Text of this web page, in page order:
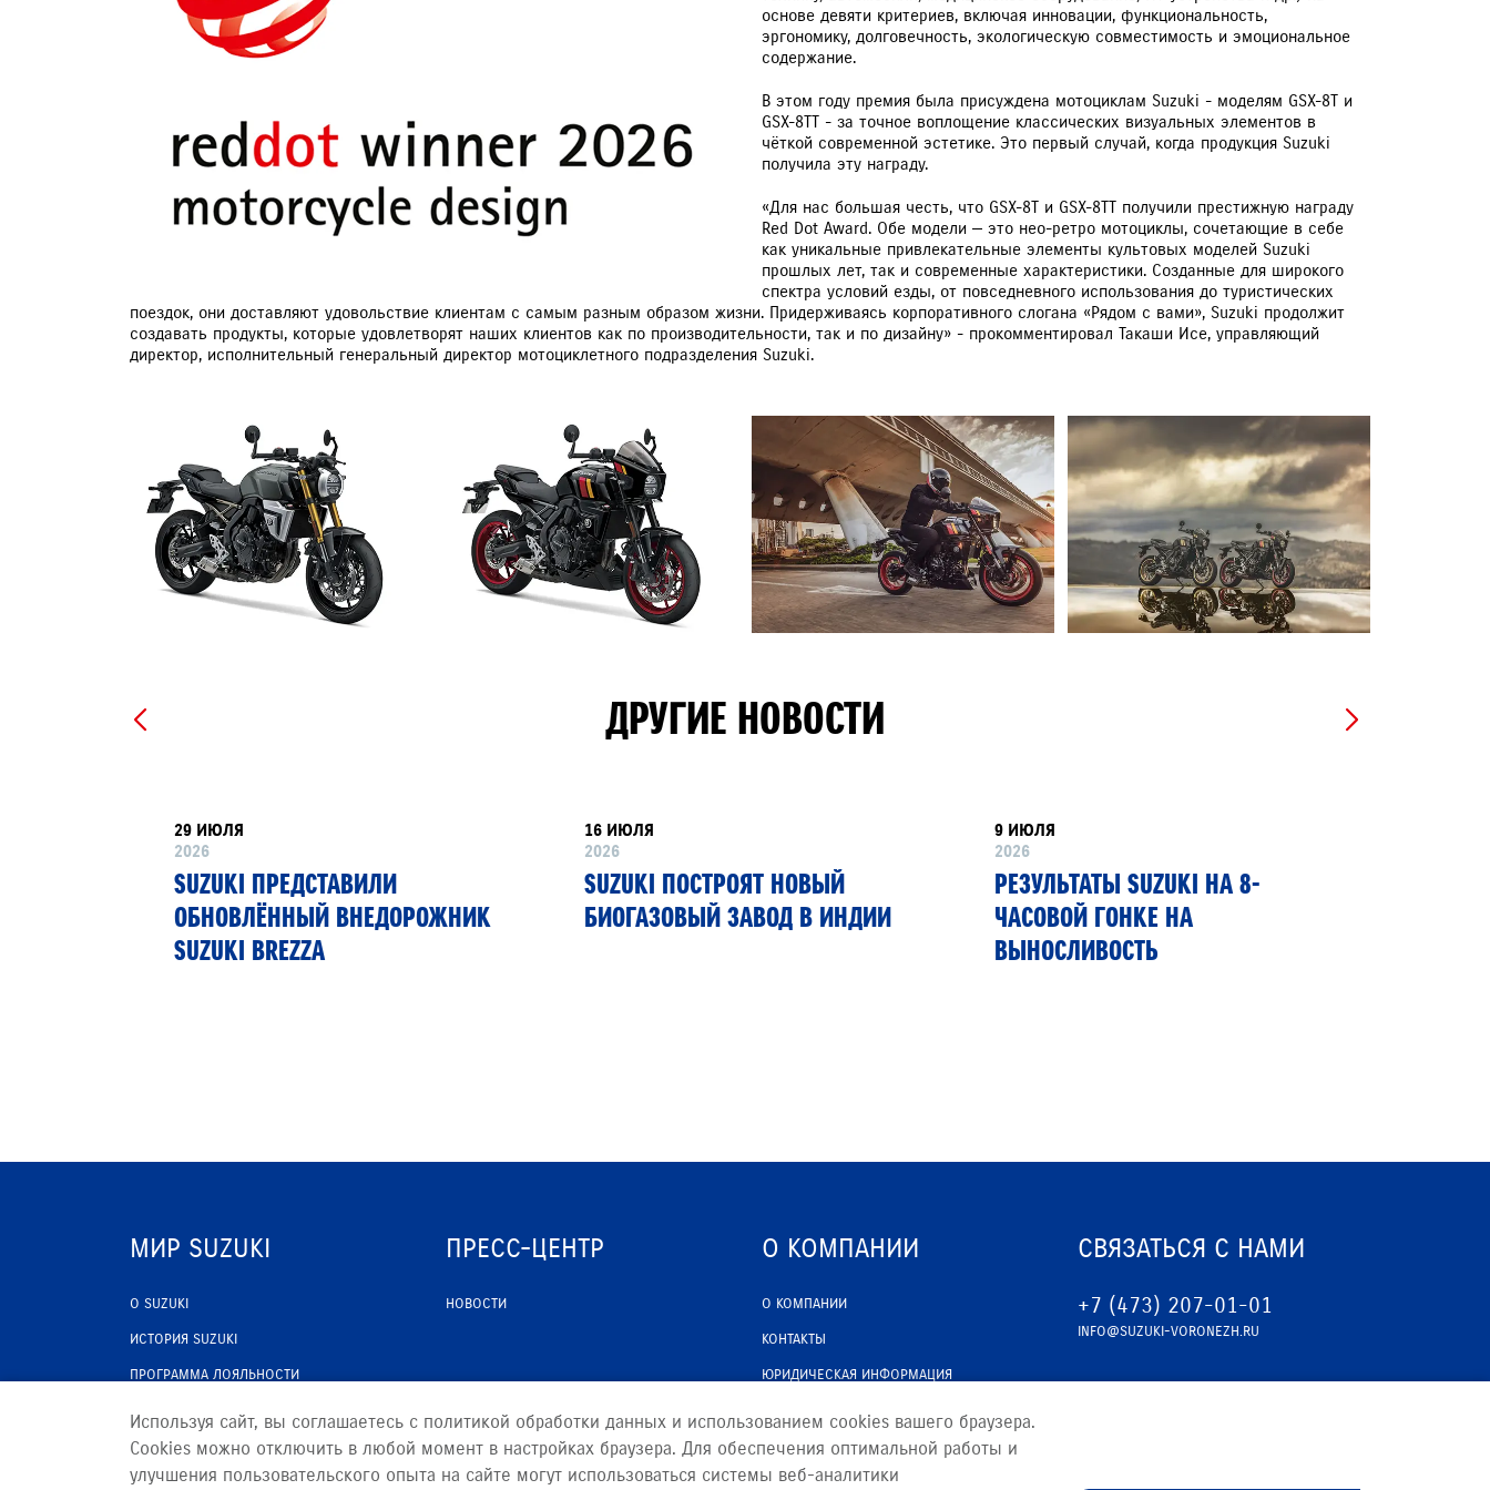
VITARA JIMNY
основе девяти критериев, включая инновации, функциональность,
эргономику, долговечность, экологическую совместимость и эмоциональное
содержание.
В этом году премия была присуждена мотоциклам Suzuki - моделям GSX-8T и
GSX-8TT - за точное воплощение классических визуальных элементов в
чёткой современной эстетике. Это первый случай, когда продукция Suzuki
получила эту награду.
«Для нас большая честь, что GSX-8T и GSX-8TT получили престижную награду
Red Dot Award. Обе модели — это нео-ретро мотоциклы, сочетающие в себе
как уникальные привлекательные элементы культовых моделей Suzuki
прошлых лет, так и современные характеристики. Созданные для широкого
спектра условий езды, от повседневного использования до туристических
поездок, они доставляют удовольствие клиентам с самым разным образом жизни. Придерживаясь корпоративного слогана «Рядом с вами», Suzuki продолжит
создавать продукты, которые удовлетворят наших клиентов как по производительности, так и по дизайну» - прокомментировал Такаши Исе, управляющий
директор, исполнительный генеральный директор мотоциклетного подразделения Suzuki.
ДРУГИЕ НОВОСТИ
29 ИЮЛЯ
2026
SUZUKI ПРЕДСТАВИЛИ
ОБНОВЛЁННЫЙ ВНЕДОРОЖНИК
SUZUKI BREZZA
16 ИЮЛЯ
2026
SUZUKI ПОСТРОЯТ НОВЫЙ
БИОГАЗОВЫЙ ЗАВОД В ИНДИИ
9 ИЮЛЯ
2026
РЕЗУЛЬТАТЫ SUZUKI НА 8-
ЧАСОВОЙ ГОНКЕ НА
ВЫНОСЛИВОСТЬ
МИР SUZUKI
О SUZUKI
ИСТОРИЯ SUZUKI
ПРОГРАММА ЛОЯЛЬНОСТИ
ПРЕСС-ЦЕНТР
НОВОСТИ
О КОМПАНИИ
О КОМПАНИИ
КОНТАКТЫ
ЮРИДИЧЕСКАЯ ИНФОРМАЦИЯ
СВЯЗАТЬСЯ С НАМИ
+7 (473) 207-01-01
INFO@SUZUKI-VORONEZH.RU
Используя сайт, вы соглашаетесь с политикой обработки данных и использованием cookies вашего браузера.
Cookies можно отключить в любой момент в настройках браузера. Для обеспечения оптимальной работы и
улучшения пользовательского опыта на сайте могут использоваться системы веб-аналитики